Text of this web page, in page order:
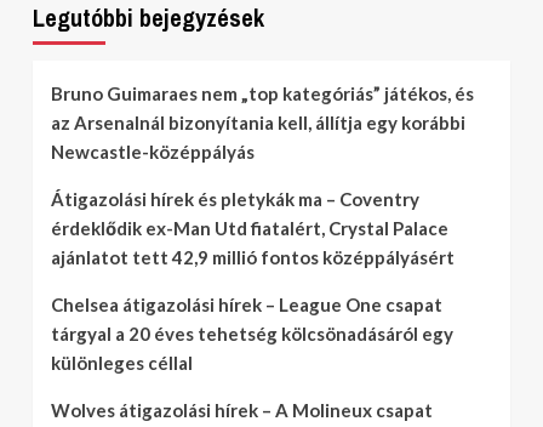
Legutóbbi bejegyzések
Bruno Guimaraes nem „top kategóriás” játékos, és
az Arsenalnál bizonyítania kell, állítja egy korábbi
Newcastle-középpályás
Átigazolási hírek és pletykák ma – Coventry
érdeklődik ex-Man Utd fiatalért, Crystal Palace
ajánlatot tett 42,9 millió fontos középpályásért
Chelsea átigazolási hírek – League One csapat
tárgyal a 20 éves tehetség kölcsönadásáról egy
különleges céllal
Wolves átigazolási hírek – A Molineux csapat